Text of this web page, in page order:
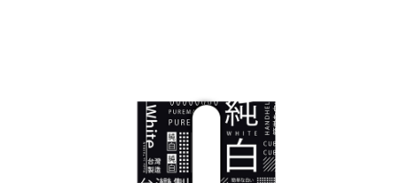
每筆NT$120，滿NT$1,999(含以上)免運費